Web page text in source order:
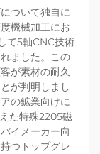
ついて独自に
機械加工にお
て5軸CNC技術
ました。この
が素材の耐久
が判明しまし
の鉱業向けに
た特殊2205磁
イメーカー向
つトップグレ